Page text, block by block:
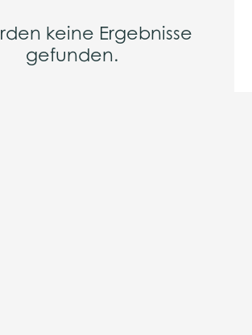
keine Ergebnisse
gefunden.